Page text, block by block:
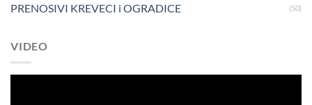
PRENOSIVI KREVECI i OGRADICE (50)
VIDEO